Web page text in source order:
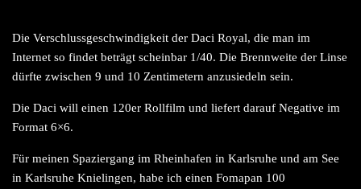
Die Verschlussgeschwindigkeit der Daci Royal, die man im
Internet so findet beträgt scheinbar 1/40. Die Brennweite der Linse
dürfte zwischen 9 und 10 Zentimetern anzusiedeln sein.
Die Daci will einen 120er Rollfilm und liefert darauf Negative im
Format 6×6.
Für meinen Spaziergang im Rheinhafen in Karlsruhe und am See
in Karlsruhe Knielingen, habe ich einen Fomapan 100